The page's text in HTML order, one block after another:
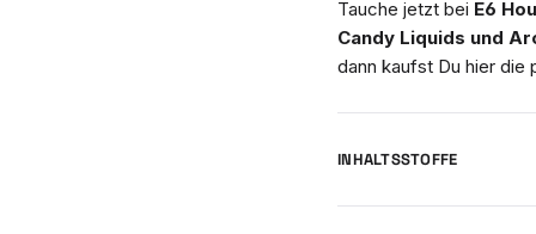
Tauche jetzt bei E6
Candy Liquids und
dann kaufst Du hier die
INHALTSSTOFFE